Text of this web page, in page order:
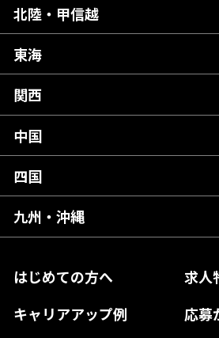
はじめての方へ
求人
キャリアアップ例
応募
青森県
秋田県
岩手県
宮城県
福島県
茨城県
栃木県
群馬県
千葉県
東京都
神奈川県
北陸・甲信越
新潟県
富山県
石川県
山梨県
長野県
東海
岐阜県
静岡県
愛知県
関西
滋賀県
京都府
大阪府
奈良県
和歌山県
中国
広島県
岡山県
島根県
山口県
四国
愛媛県
高知県
徳島県
九州・沖縄